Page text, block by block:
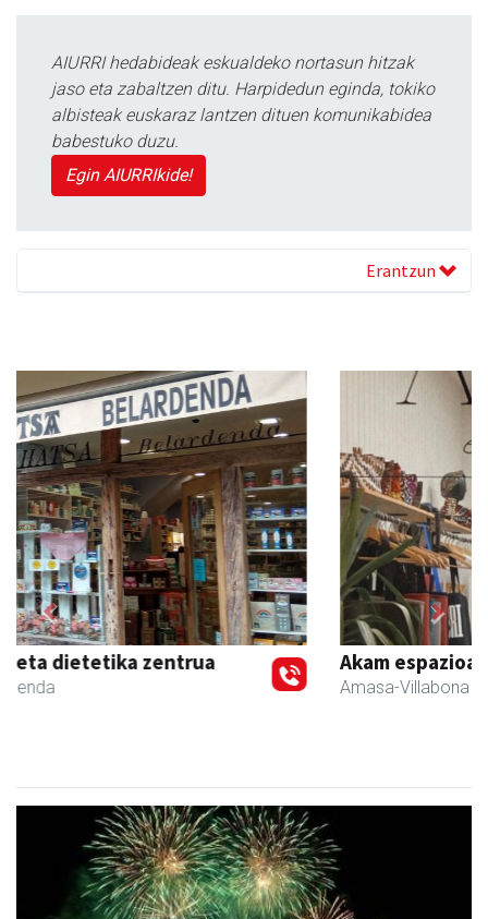
AIURRI hedabideak eskualdeko nortasun hitzak
jaso eta zabaltzen ditu. Harpidedun eginda, tokiko
albisteak euskaraz lantzen dituen komunikabidea
babestuko duzu.
Egin AIURRIkide!
Erantzun
Akam espazioa
Amasa-Villabona - Arropa-dendak
Previous Next